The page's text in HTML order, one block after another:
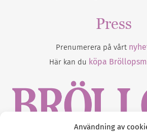
Användning av
Press
Prenumerera på vårt
Här kan du köpa